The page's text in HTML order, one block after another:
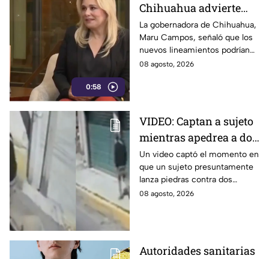
0:58
Chihuahua advierte
riesgos para la libertad
de expresión por
nuevos lineamientos
del gobierno federal
La gobernadora de Chihuahua,
Maru Campos, señaló que los
nuevos lineamientos podrían
representar un riesgo para la
08 agosto, 2026
VIDEO: Captan a sujeto
mientras apedrea a dos
jóvenes en plena calle
en Calpulalpan,
Tlaxcala
Un video captó el momento en
que un sujeto presuntamente
lanza piedras contra dos
jóvenes en el periférico de
08 agosto, 2026
Autoridades sanitarias